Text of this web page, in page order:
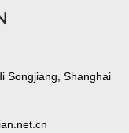
Songjiang, Shanghai